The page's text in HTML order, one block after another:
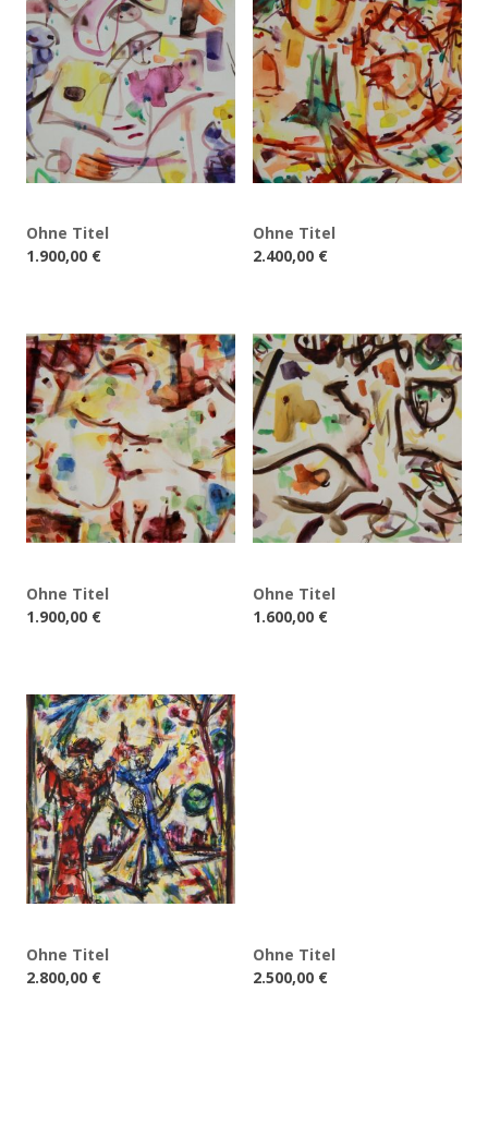
Ohne Titel
1.900,00 €
Ohne Titel
2.400,00 €
Ohne Titel
1.900,00 €
Ohne Titel
1.600,00 €
Ohne Titel
2.800,00 €
Ohne Titel
2.500,00 €